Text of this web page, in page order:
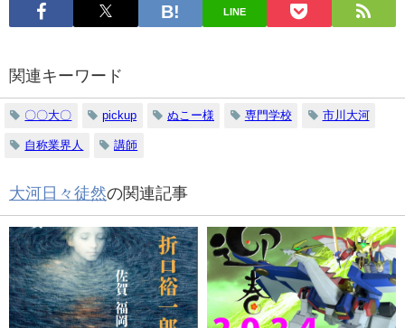
LINE
関連キーワード
〇〇大〇 pickup ぬこー様 専門学校 市川大河
自称業界人 講師
大河日々徒然の関連記事